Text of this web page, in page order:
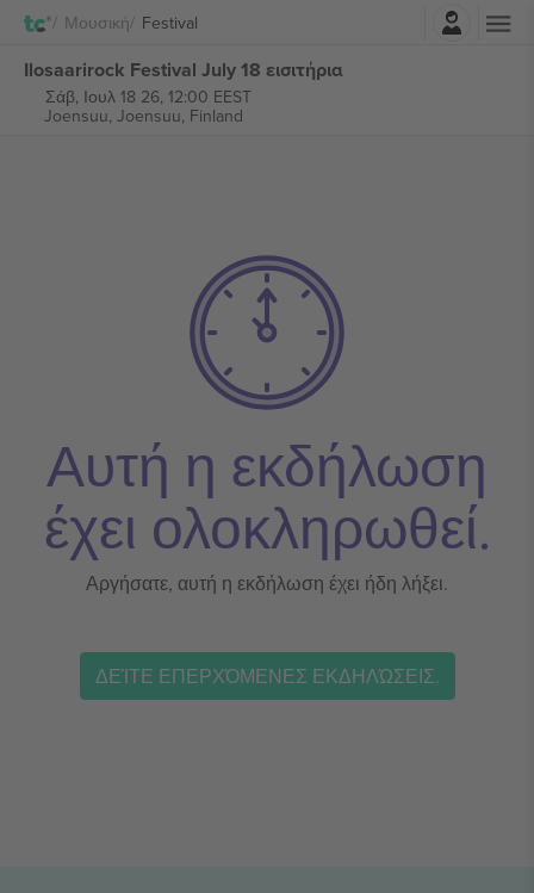
Μουσική Festival
Ilosaarirock Festival July 18 εισιτήρια
Σάβ, Ιουλ 18 26, 12:00 EEST
Joensuu, Joensuu, Finland
Αυτή η εκδήλωση
έχει ολοκληρωθεί.
Αργήσατε, αυτή η εκδήλωση έχει ήδη λήξει.
ΔΕΊΤΕ ΕΠΕΡΧΌΜΕΝΕΣ ΕΚΔΗΛΏΣΕΙΣ.